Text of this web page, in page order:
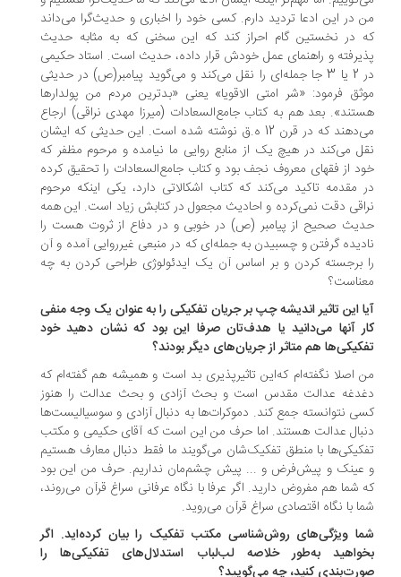
در این ادعا تردید دارم. کسی خود را اخباری و حدیث‌گرا می‌داند
در نخستین گام احراز کند که ‌این سخنی که به مثابه حدیث
و راهنمای عمل خودش قرار داده، حدیث است. استاد حکیمی
در 2 یا 3 جا جمله‌ای را نقل می‌کند و می‌گوید پیامبر(ص) در حدیثی
فرمود: «شر امتی الاقویا» یعنی «بدترین مردم من پولدارها
بعد هم به کتاب جامع‌السعادات (میرزا مهدی نراقی) ارجاع
می‌دهند که در قرن 12 ه.ق نوشته شده است. این حدیثی که ‌ایشان
می‌کند در هیچ یک از منابع روایی ما نیامده و مرحوم مظفر که
از فقهای معروف نجف بود و کتاب جامع‌السعادات را تحقیق کرده
مقدمه تاکید می‌کند که کتاب اشکالاتی دارد، یکی اینکه مرحوم
دقت نمی‌کرده و احادیث مجعول در کتابش زیاد است. این همه
صحیح از پیامبر (ص) در خوبی و در دفاع از ثروت هست را
گرفتن و چسبیدن به جمله‌ای که در منبعی غیرروایی آمده و آن
برجسته کردن و بر اساس آن یک ایدئولوژی طراحی کردن به چه
این تاثیر اندیشه چپ بر جریان تفکیکی را به عنوان یک وجه منفی
آنها می‌دانید یا هدف‌تان صرفا این بود که نشان دهید خود
هم متاثر از جریان‌های دیگر بودند؟
اصلا نگفته‌ام که‌این تاثیرپذیری بد است و همیشه هم گفته‌ام که
عدالت مقدس است و بحث آزادی و بحث عدالت را هنوز
نتوانسته جمع کند. دموکرات‌ها به دنبال آزادی و سوسیالیست‌ها
عدالت هستند. اما حرف من این است که آقای حکیمی و مکتب
با منطق تفکیک‌شان می‌گویند ما فقط دنبال معارف هستیم
و پیش‌فرض و ... پیش چشم‌مان نداریم. حرف من این بود
شما هم مفروض دارید. اگر عرفا با نگاه عرفانی سراغ قرآن می‌روند،
با نگاه اقتصادی سراغ قرآن می‌روید.
ویژگی‌های روش‌شناسی مکتب تفکیک را بیان کرده‌اید. اگر
به‌طور خلاصه لب‌لباب استدلال‌های تفکیکی‌ها را
کنید، چه می‌گویید؟